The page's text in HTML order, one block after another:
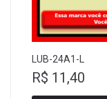
LUB-24A1-L
R$ 11,40